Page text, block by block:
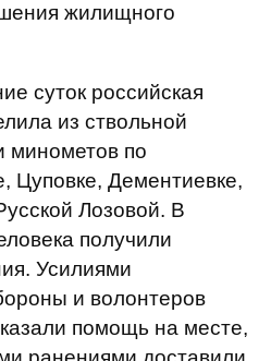
жилищного
суток российская
из ствольной
минометов по
Цуповке, Дементиевке,
Лозовой. В
получили
Усилиями
и волонтеров
помощь на месте,